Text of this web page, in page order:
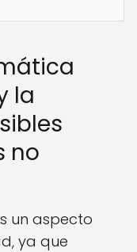
la
no
un aspecto
ya que